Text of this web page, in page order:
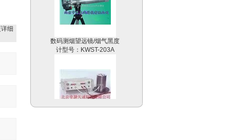
细
计型号：KWST-203A